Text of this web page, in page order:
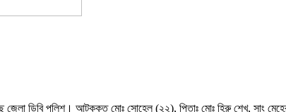
জেলা ডিবি পুলিশ। আটককৃত মোঃ সোহেল (২২), পিতাঃ মোঃ হিরু শেখ, সাং